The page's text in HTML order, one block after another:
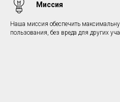
Миссия
Наша миссия обеспечить
пользования, без вреда для других